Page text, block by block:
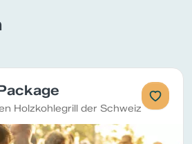
Holzkohlegrill der Schweiz